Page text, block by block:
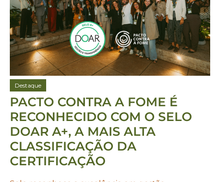
Destaque
PACTO CONTRA A FOME É
RECONHECIDO COM O SELO
DOAR A+, A MAIS ALTA
CLASSIFICAÇÃO DA
CERTIFICAÇÃO